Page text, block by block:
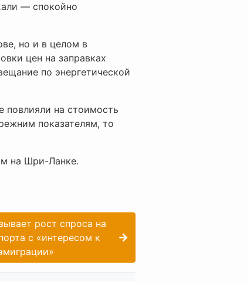
— спокойно
но и в целом в
цен на заправках
по энергетической
повлияли на стоимость
показателям, то
на Шри-Ланке.
рост спроса на
с «интересом к